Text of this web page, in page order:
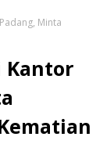
Minta
Kantor